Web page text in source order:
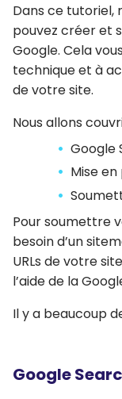
Dans ce tutoriel,
pouvez créer et
Google. Cela
technique et à
de votre site.
Nous allons
Google
Mise
Pour soumettre
besoin d’un
URLs de votre
l’aide de la
Il y a beaucoup
Google